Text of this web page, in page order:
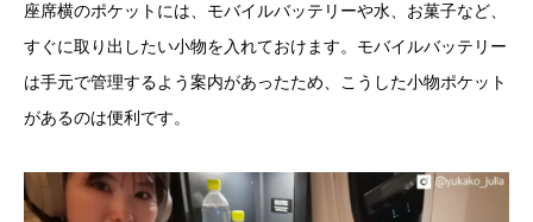
座席横のポケットには、モバイルバッテリーや水、お菓子など、
すぐに取り出したい小物を入れておけます。モバイルバッテリー
は手元で管理するよう案内があったため、こうした小物ポケット
があるのは便利です。